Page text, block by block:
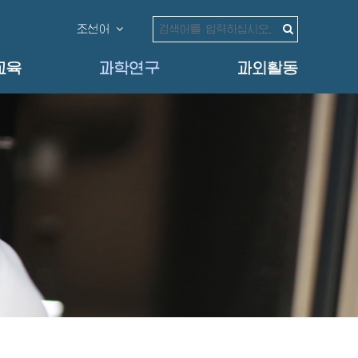
조선어
육 과학연구 과외활동